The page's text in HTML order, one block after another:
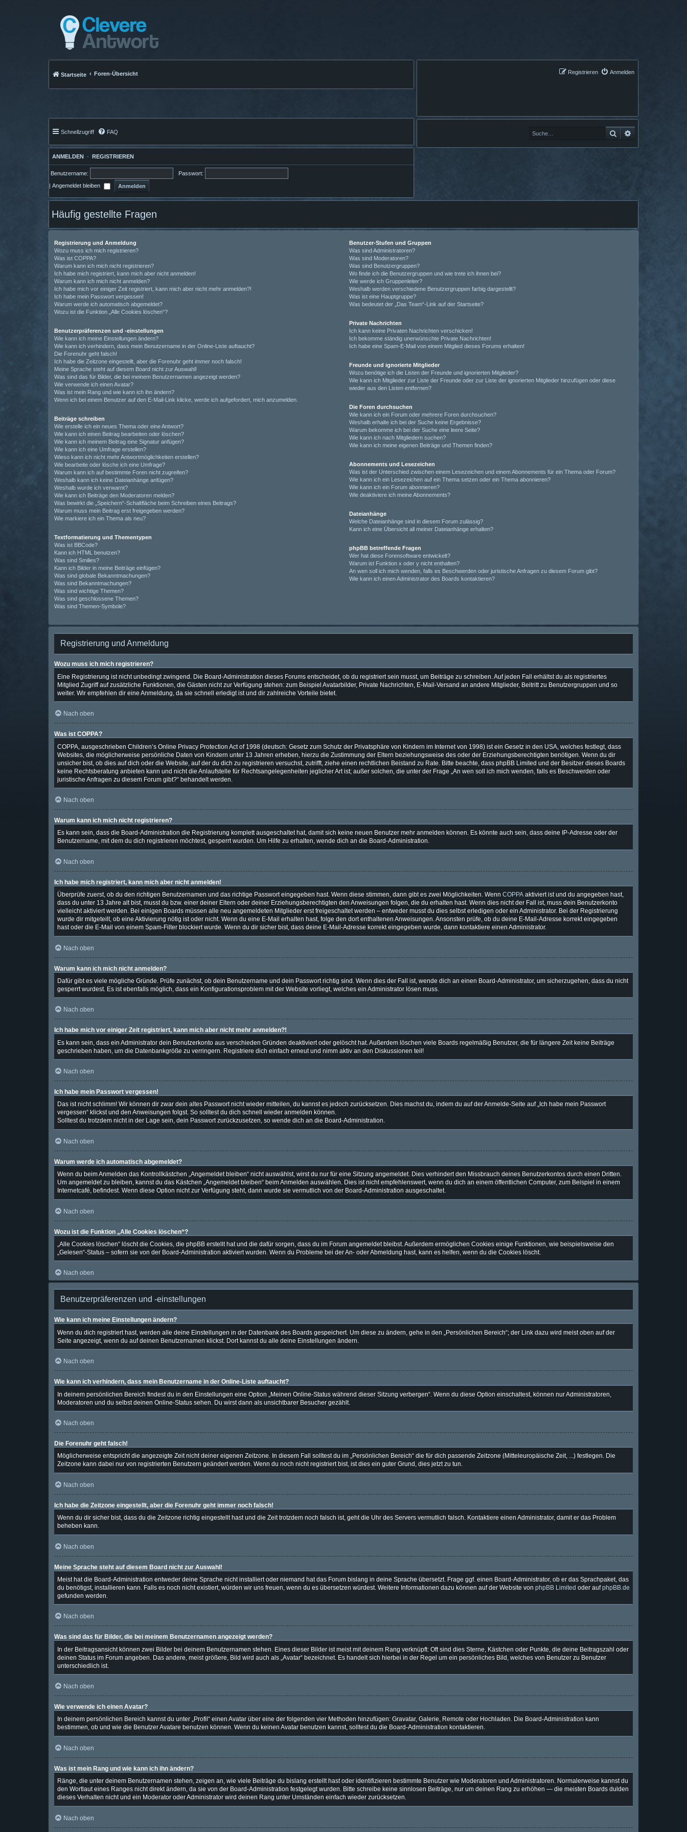
Anmelden
Registrieren
Suche
Startseite Foren-Übersicht
Schnellzugriff FAQ
ANMELDEN • REGISTRIEREN
Benutzername: Passwort:
Angemeldet bleiben
Häufig gestellte Fragen
Registrierung und Anmeldung
Wozu muss ich mich registrieren?
Was ist COPPA?
Warum kann ich mich nicht registrieren?
Ich habe mich registriert, kann mich aber nicht anmelden!
Warum kann ich mich nicht anmelden?
Ich habe mich vor einiger Zeit registriert, kann mich aber nicht mehr anmelden?!
Ich habe mein Passwort vergessen!
Warum werde ich automatisch abgemeldet?
Wozu ist die Funktion „Alle Cookies löschen“?
Benutzerpräferenzen und -einstellungen
Wie kann ich meine Einstellungen ändern?
Wie kann ich verhindern, dass mein Benutzername in der Online-Liste auftaucht?
Die Forenuhr geht falsch!
Ich habe die Zeitzone eingestellt, aber die Forenuhr geht immer noch falsch!
Meine Sprache steht auf diesem Board nicht zur Auswahl!
Was sind das für Bilder, die bei meinem Benutzernamen angezeigt werden?
Wie verwende ich einen Avatar?
Was ist mein Rang und wie kann ich ihn ändern?
Wenn ich bei einem Benutzer auf den E-Mail-Link klicke, werde ich aufgefordert, mich anzumelden.
Beiträge schreiben
Wie erstelle ich ein neues Thema oder eine Antwort?
Wie kann ich einen Beitrag bearbeiten oder löschen?
Wie kann ich meinem Beitrag eine Signatur anfügen?
Wie kann ich eine Umfrage erstellen?
Wieso kann ich nicht mehr Antwortmöglichkeiten erstellen?
Wie bearbeite oder lösche ich eine Umfrage?
Warum kann ich auf bestimmte Foren nicht zugreifen?
Weshalb kann ich keine Dateianhänge anfügen?
Weshalb wurde ich verwarnt?
Wie kann ich Beiträge den Moderatoren melden?
Was bewirkt die „Speichern“-Schaltfläche beim Schreiben eines Beitrags?
Warum muss mein Beitrag erst freigegeben werden?
Wie markiere ich ein Thema als neu?
Textformatierung und Thementypen
Was ist BBCode?
Kann ich HTML benutzen?
Was sind Smilies?
Kann ich Bilder in meine Beiträge einfügen?
Was sind globale Bekanntmachungen?
Was sind Bekanntmachungen?
Was sind wichtige Themen?
Was sind geschlossene Themen?
Was sind Themen-Symbole?
Benutzer-Stufen und Gruppen
Was sind Administratoren?
Was sind Moderatoren?
Was sind Benutzergruppen?
Wo finde ich die Benutzergruppen und wie trete ich ihnen bei?
Wie werde ich Gruppenleiter?
Weshalb werden verschiedene Benutzergruppen farbig dargestellt?
Was ist eine Hauptgruppe?
Was bedeutet der „Das Team“-Link auf der Startseite?
Private Nachrichten
Ich kann keine Privaten Nachrichten verschicken!
Ich bekomme ständig unerwünschte Private Nachrichten!
Ich habe eine Spam-E-Mail von einem Mitglied dieses Forums erhalten!
Freunde und ignorierte Mitglieder
Wozu benötige ich die Listen der Freunde und ignorierten Mitglieder?
Wie kann ich Mitglieder zur Liste der Freunde oder zur Liste der ignorierten Mitglieder hinzufügen oder diese
wieder aus den Listen entfernen?
Die Foren durchsuchen
Wie kann ich ein Forum oder mehrere Foren durchsuchen?
Weshalb erhalte ich bei der Suche keine Ergebnisse?
Warum bekomme ich bei der Suche eine leere Seite?
Wie kann ich nach Mitgliedern suchen?
Wie kann ich meine eigenen Beiträge und Themen finden?
Abonnements und Lesezeichen
Was ist der Unterschied zwischen einem Lesezeichen und einem Abonnements für ein Thema oder Forum?
Wie kann ich ein Lesezeichen auf ein Thema setzen oder ein Thema abonnieren?
Wie kann ich ein Forum abonnieren?
Wie deaktiviere ich meine Abonnements?
Dateianhänge
Welche Dateianhänge sind in diesem Forum zulässig?
Kann ich eine Übersicht all meiner Dateianhänge erhalten?
phpBB betreffende Fragen
Wer hat diese Forensoftware entwickelt?
Warum ist Funktion x oder y nicht enthalten?
An wen soll ich mich wenden, falls es Beschwerden oder juristische Anfragen zu diesem Forum gibt?
Wie kann ich einen Administrator des Boards kontaktieren?
Registrierung und Anmeldung
Wozu muss ich mich registrieren?
Eine Registrierung ist nicht unbedingt zwingend. Die Board-Administration dieses Forums entscheidet, ob du registriert sein musst, um Beiträge zu schreiben. Auf jeden Fall erhältst du als registriertes
Mitglied Zugriff auf zusätzliche Funktionen, die Gästen nicht zur Verfügung stehen: zum Beispiel Avatarbilder, Private Nachrichten, E-Mail-Versand an andere Mitglieder, Beitritt zu Benutzergruppen und so
weiter. Wir empfehlen dir eine Anmeldung, da sie schnell erledigt ist und dir zahlreiche Vorteile bietet.
Nach oben
Was ist COPPA?
COPPA, ausgeschrieben Children’s Online Privacy Protection Act of 1998 (deutsch: Gesetz zum Schutz der Privatsphäre von Kindern im Internet von 1998) ist ein Gesetz in den USA, welches festlegt, dass
Websites, die möglicherweise persönliche Daten von Kindern unter 13 Jahren erheben, hierzu die Zustimmung der Eltern beziehungsweise des oder der Erziehungsberechtigten benötigen. Wenn du dir
unsicher bist, ob dies auf dich oder die Website, auf der du dich zu registrieren versuchst, zutrifft, ziehe einen rechtlichen Beistand zu Rate. Bitte beachte, dass phpBB Limited und der Besitzer dieses Boards
keine Rechtsberatung anbieten kann und nicht die Anlaufstelle für Rechtsangelegenheiten jeglicher Art ist; außer solchen, die unter der Frage „An wen soll ich mich wenden, falls es Beschwerden oder
juristische Anfragen zu diesem Forum gibt?“ behandelt werden.
Nach oben
Warum kann ich mich nicht registrieren?
Es kann sein, dass die Board-Administration die Registrierung komplett ausgeschaltet hat, damit sich keine neuen Benutzer mehr anmelden können. Es könnte auch sein, dass deine IP-Adresse oder der
Benutzername, mit dem du dich registrieren möchtest, gesperrt wurden. Um Hilfe zu erhalten, wende dich an die Board-Administration.
Nach oben
Ich habe mich registriert, kann mich aber nicht anmelden!
Überprüfe zuerst, ob du den richtigen Benutzernamen und das richtige Passwort eingegeben hast. Wenn diese stimmen, dann gibt es zwei Möglichkeiten. Wenn COPPA aktiviert ist und du angegeben hast,
dass du unter 13 Jahre alt bist, musst du bzw. einer deiner Eltern oder deiner Erziehungsberechtigten den Anweisungen folgen, die du erhalten hast. Wenn dies nicht der Fall ist, muss dein Benutzerkonto
vielleicht aktiviert werden. Bei einigen Boards müssen alle neu angemeldeten Mitglieder erst freigeschaltet werden – entweder musst du dies selbst erledigen oder ein Administrator. Bei der Registrierung
wurde dir mitgeteilt, ob eine Aktivierung nötig ist oder nicht. Wenn du eine E-Mail erhalten hast, folge den dort enthaltenen Anweisungen. Ansonsten prüfe, ob du deine E-Mail-Adresse korrekt eingegeben
hast oder die E-Mail von einem Spam-Filter blockiert wurde. Wenn du dir sicher bist, dass deine E-Mail-Adresse korrekt eingegeben wurde, dann kontaktiere einen Administrator.
Nach oben
Warum kann ich mich nicht anmelden?
Dafür gibt es viele mögliche Gründe. Prüfe zunächst, ob dein Benutzername und dein Passwort richtig sind. Wenn dies der Fall ist, wende dich an einen Board-Administrator, um sicherzugehen, dass du nicht
gesperrt wurdest. Es ist ebenfalls möglich, dass ein Konfigurationsproblem mit der Website vorliegt, welches ein Administrator lösen muss.
Nach oben
Ich habe mich vor einiger Zeit registriert, kann mich aber nicht mehr anmelden?!
Es kann sein, dass ein Administrator dein Benutzerkonto aus verschieden Gründen deaktiviert oder gelöscht hat. Außerdem löschen viele Boards regelmäßig Benutzer, die für längere Zeit keine Beiträge
geschrieben haben, um die Datenbankgröße zu verringern. Registriere dich einfach erneut und nimm aktiv an den Diskussionen teil!
Nach oben
Ich habe mein Passwort vergessen!
Das ist nicht schlimm! Wir können dir zwar dein altes Passwort nicht wieder mitteilen, du kannst es jedoch zurücksetzen. Dies machst du, indem du auf der Anmelde-Seite auf „Ich habe mein Passwort
vergessen“ klickst und den Anweisungen folgst. So solltest du dich schnell wieder anmelden können.
Solltest du trotzdem nicht in der Lage sein, dein Passwort zurückzusetzen, so wende dich an die Board-Administration.
Nach oben
Warum werde ich automatisch abgemeldet?
Wenn du beim Anmelden das Kontrollkästchen „Angemeldet bleiben“ nicht auswählst, wirst du nur für eine Sitzung angemeldet. Dies verhindert den Missbrauch deines Benutzerkontos durch einen Dritten.
Um angemeldet zu bleiben, kannst du das Kästchen „Angemeldet bleiben“ beim Anmelden auswählen. Dies ist nicht empfehlenswert, wenn du dich an einem öffentlichen Computer, zum Beispiel in einem
Internetcafé, befindest. Wenn diese Option nicht zur Verfügung steht, dann wurde sie vermutlich von der Board-Administration ausgeschaltet.
Nach oben
Wozu ist die Funktion „Alle Cookies löschen“?
„Alle Cookies löschen“ löscht die Cookies, die phpBB erstellt hat und die dafür sorgen, dass du im Forum angemeldet bleibst. Außerdem ermöglichen Cookies einige Funktionen, wie beispielsweise den
„Gelesen“-Status – sofern sie von der Board-Administration aktiviert wurden. Wenn du Probleme bei der An- oder Abmeldung hast, kann es helfen, wenn du die Cookies löscht.
Nach oben
Benutzerpräferenzen und -einstellungen
Wie kann ich meine Einstellungen ändern?
Wenn du dich registriert hast, werden alle deine Einstellungen in der Datenbank des Boards gespeichert. Um diese zu ändern, gehe in den „Persönlichen Bereich“; der Link dazu wird meist oben auf der
Seite angezeigt, wenn du auf deinen Benutzernamen klickst. Dort kannst du alle deine Einstellungen ändern.
Nach oben
Wie kann ich verhindern, dass mein Benutzername in der Online-Liste auftaucht?
In deinem persönlichen Bereich findest du in den Einstellungen eine Option „Meinen Online-Status während dieser Sitzung verbergen“. Wenn du diese Option einschaltest, können nur Administratoren,
Moderatoren und du selbst deinen Online-Status sehen. Du wirst dann als unsichtbarer Besucher gezählt.
Nach oben
Die Forenuhr geht falsch!
Möglicherweise entspricht die angezeigte Zeit nicht deiner eigenen Zeitzone. In diesem Fall solltest du im „Persönlichen Bereich“ die für dich passende Zeitzone (Mitteleuropäische Zeit, ...) festlegen. Die
Zeitzone kann dabei nur von registrierten Benutzern geändert werden. Wenn du noch nicht registriert bist, ist dies ein guter Grund, dies jetzt zu tun.
Nach oben
Ich habe die Zeitzone eingestellt, aber die Forenuhr geht immer noch falsch!
Wenn du dir sicher bist, dass du die Zeitzone richtig eingestellt hast und die Zeit trotzdem noch falsch ist, geht die Uhr des Servers vermutlich falsch. Kontaktiere einen Administrator, damit er das Problem
beheben kann.
Nach oben
Meine Sprache steht auf diesem Board nicht zur Auswahl!
Meist hat die Board-Administration entweder deine Sprache nicht installiert oder niemand hat das Forum bislang in deine Sprache übersetzt. Frage ggf. einen Board-Administrator, ob er das Sprachpaket, das
du benötigst, installieren kann. Falls es noch nicht existiert, würden wir uns freuen, wenn du es übersetzen würdest. Weitere Informationen dazu können auf der Website von phpBB Limited oder aufphpBB.de
gefunden werden.
Nach oben
Was sind das für Bilder, die bei meinem Benutzernamen angezeigt werden?
In der Beitragsansicht können zwei Bilder bei deinem Benutzernamen stehen. Eines dieser Bilder ist meist mit deinem Rang verknüpft: Oft sind dies Sterne, Kästchen oder Punkte, die deine Beitragszahl oder
deinen Status im Forum angeben. Das andere, meist größere, Bild wird auch als „Avatar“ bezeichnet. Es handelt sich hierbei in der Regel um ein persönliches Bild, welches von Benutzer zu Benutzer
unterschiedlich ist.
Nach oben
Wie verwende ich einen Avatar?
In deinem persönlichen Bereich kannst du unter „Profil“ einen Avatar über eine der folgenden vier Methoden hinzufügen: Gravatar, Galerie, Remote oder Hochladen. Die Board-Administration kann
bestimmen, ob und wie die Benutzer Avatare benutzen können. Wenn du keinen Avatar benutzen kannst, solltest du die Board-Administration kontaktieren.
Nach oben
Was ist mein Rang und wie kann ich ihn ändern?
Ränge, die unter deinem Benutzernamen stehen, zeigen an, wie viele Beiträge du bislang erstellt hast oder identifizieren bestimmte Benutzer wie Moderatoren und Administratoren. Normalerweise kannst du
den Wortlaut eines Ranges nicht direkt ändern, da sie von der Board-Administration festgelegt wurden. Bitte schreibe keine sinnlosen Beiträge, nur um deinen Rang zu erhöhen — die meisten Boards dulden
dieses Verhalten nicht und ein Moderator oder Administrator wird deinen Rang unter Umständen einfach wieder zurücksetzen.
Nach oben